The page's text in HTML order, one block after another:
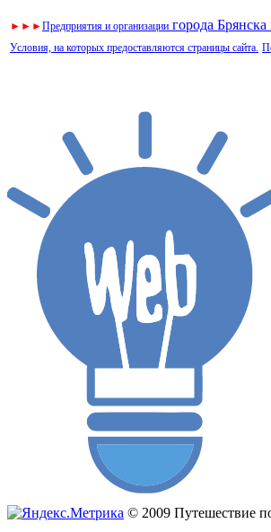
► ► ►Предприятия и организации города
Условия, на которых предоставляются страницы сайта.
© 2009 Путешествие